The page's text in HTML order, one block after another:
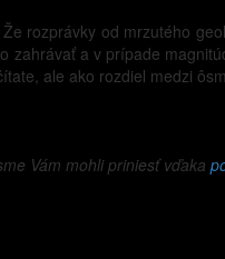
rozprávky od mrzutého
zahrávať a v prípade
ale ako rozdiel medzi
Vám mohli priniesť vďaka